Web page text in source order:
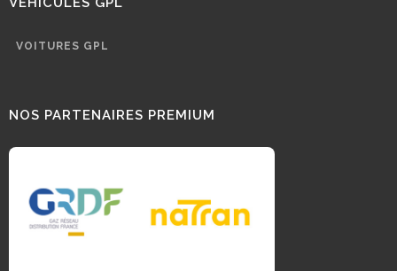
VOITURES GPL
NOS PARTENAIRES PREMIUM